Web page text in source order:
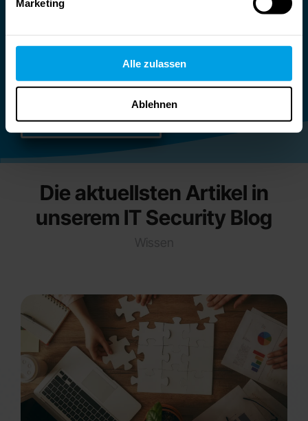
Marketing
Alle zulassen
Ablehnen
Sie wollen noch mehr über
Abonnieren Sie kostenfrei unseren BRANDMAUER IT
Die aktuellsten Artikel in
unserem IT Security Blog